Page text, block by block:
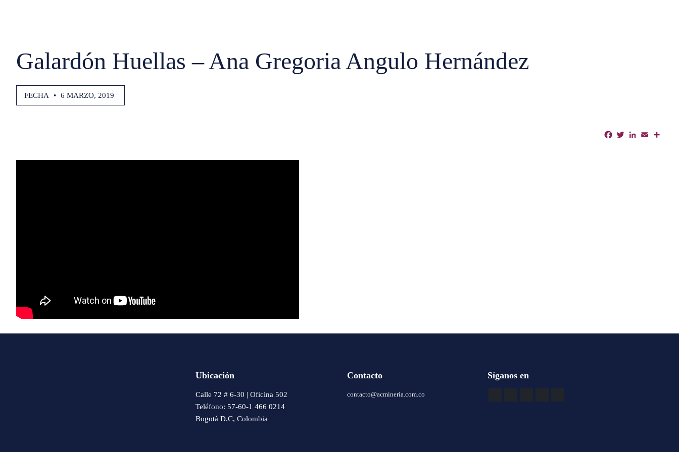
Galardón Huellas – Ana Gregoria Angulo Hernández
FECHA • 6 MARZO, 2019
Facebook
TwitterLinkedIn
Email
Ubicación
Calle 72 # 6-30 | Oficina 502
Teléfono: 57-60-1 466 0214
Bogotá D.C, Colombia
Contacto
contacto@acmineria.com.co
Síganos en